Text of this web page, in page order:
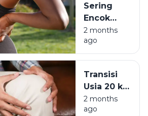
Waspada
Kolesterol
Usia Muda
Sering
Encok
Saat
Kerja?
Hati-hati
Kronis
Incar
Milenial
2 months
ago
Transisi
Usia 20 ke
30:
Mengapa
2 months
ago